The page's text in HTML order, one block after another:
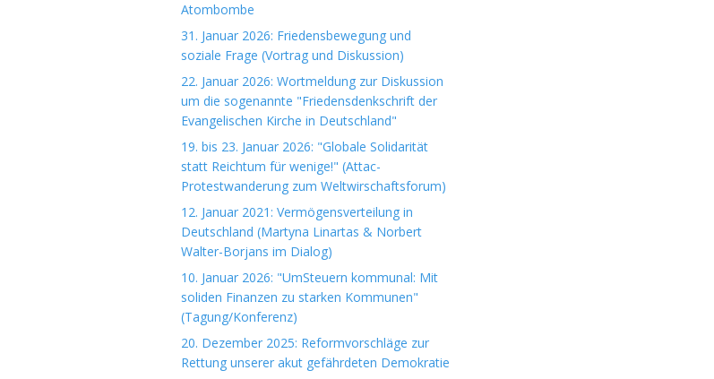
Atombombe
31. Januar 2026: Friedensbewegung und
soziale Frage (Vortrag und Diskussion)
22. Januar 2026: Wortmeldung zur Diskussion
um die sogenannte "Friedensdenkschrift der
Evangelischen Kirche in Deutschland"
19. bis 23. Januar 2026: "Globale Solidarität
statt Reichtum für wenige!" (Attac-
Protestwanderung zum Weltwirschaftsforum)
12. Januar 2021: Vermögensverteilung in
Deutschland (Martyna Linartas & Norbert
Walter-Borjans im Dialog)
10. Januar 2026: "UmSteuern kommunal: Mit
soliden Finanzen zu starken Kommunen"
(Tagung/Konferenz)
20. Dezember 2025: Reformvorschläge zur
Rettung unserer akut gefährdeten Demokratie